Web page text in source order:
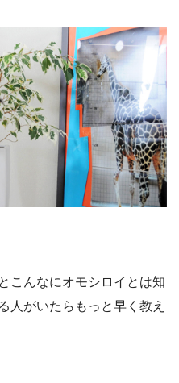
こんなにオモシロイとは知
がいたらもっと早く教え